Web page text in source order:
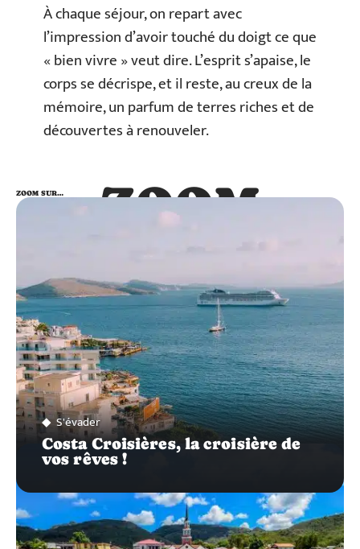
À chaque séjour, on repart avec
l’impression d’avoir touché du doigt ce que
« bien vivre » veut dire. L’esprit s’apaise, le
corps se décrispe, et il reste, au creux de la
mémoire, un parfum de terres riches et de
découvertes à renouveler.
ZOOM
SUR…
ZOOM SUR…
S'évader
Costa Croisières, la croisière de
vos rêves !